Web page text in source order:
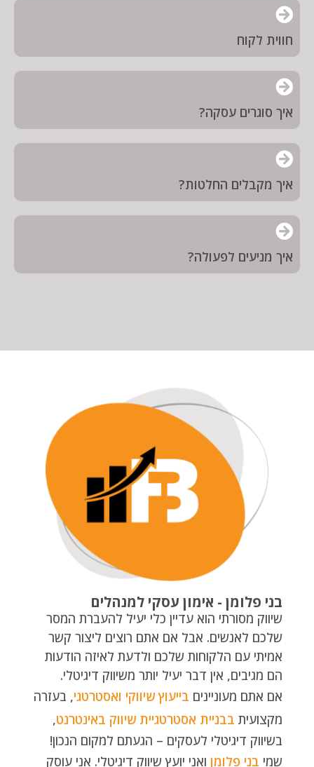
חווית לקוח
איך סוגרים עסקה?
איך מקבלים החלטות?
איך מניעים לפעולה?
בני פלומן - אימון עסקי למנהלים
שיווק מסורתי הוא עדיין כלי יעיל להעברת המסר
שלכם לאנשים. אבל אם אתם רוצים ליצור קשר
אמיתי עם הלקוחות שלכם ולדעת לאיזה הודעות
הם מגיבים, אין דבר יעיל יותר משיווק דיגיטלי.
אם אתם מעוניינים בייעוץ שיווקי ואסטרטגי, בעזרה
מקצועית בבניית אסטרטגיית שיווק באינטרנט,
בשיווק דיגיטלי לעסקים – הגעתם למקום הנכון!
שמי בני פלומן ואני יועץ שיווק דיגיטלי. אני עוסק